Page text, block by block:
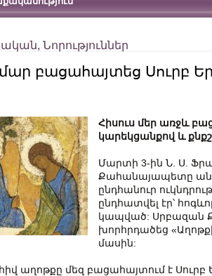
, Նորություններ
բացահայտեց Սուրբ
Հիսուս մեր առջև
կարեկցանքով և
Մարտի 3-ին Ն. Ս.
Քահանայապետը
ընդհանուր
ընդհատվել էր՝
կապված: Սրբազան
խորհրդածեց
մասին:
աղոթքը մեզ բացահայտում է Սուրբ